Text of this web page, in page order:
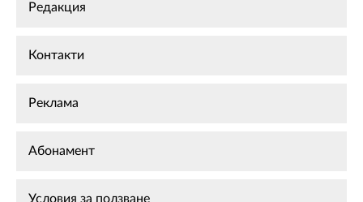
Редакция
Контакти
Реклама
Абонамент
Условия за ползване